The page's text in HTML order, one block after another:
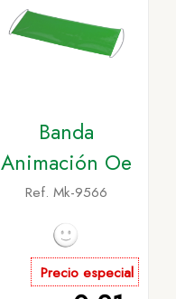
Banda
Animación Oe
Ref. Mk-9566
Precio especial